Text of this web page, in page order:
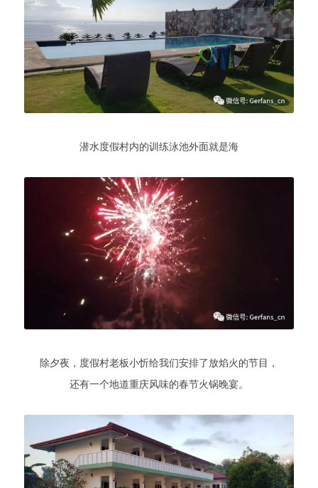
潜水度假村内的训练泳池外面就是海
除夕夜，度假村老板小忻给我们安排了放焰火的节目，
还有一个地道重庆风味的春节火锅晚宴。